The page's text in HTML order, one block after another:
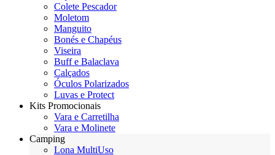
Colete Pescador
Moletom
Manguito
Bonés e Chapéus
Viseira
Buff e Balaclava
Calçados
Óculos Polarizados
Luvas e Protect
Kits Promocionais
Vara e Carretilha
Vara e Molinete
Camping
Lona MultiUso